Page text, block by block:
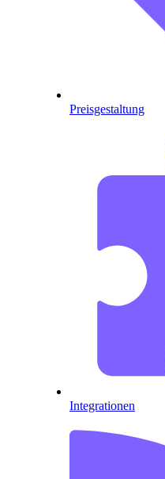
Preisgestaltung
Integrationen